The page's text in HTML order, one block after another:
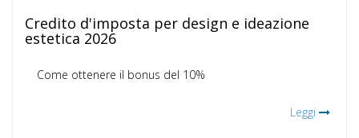
Credito d'imposta per design e ideazione
estetica 2026
Come ottenere il bonus del 10%
Leggi